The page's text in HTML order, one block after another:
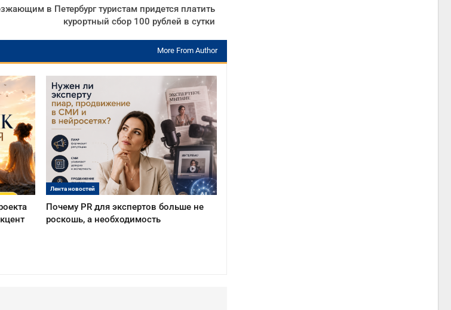
в Петербург туристам придется платить
курортный сбор 100 рублей в сутки
More From Author
Лента новостей
Почему PR для экспертов больше не
роскошь, а необходимость